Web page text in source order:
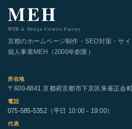
MEH
WEB & Design Creative Factory
京都のホームページ制作・SEO対策・サ
個人事業MEH（2000年創業）
所在地
〒600-8841 京都府京都市下京区朱雀正会
電話
075-585-5352（平日 10:00 - 19:00）
代表